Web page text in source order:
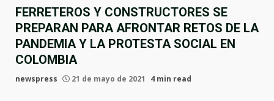
FERRETEROS Y CONSTRUCTORES SE
PREPARAN PARA AFRONTAR RETOS DE LA
PANDEMIA Y LA PROTESTA SOCIAL EN
COLOMBIA
newspress 21 de mayo de 2021 4 min read